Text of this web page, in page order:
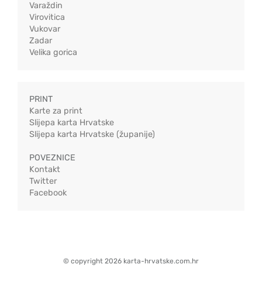
Varaždin
Virovitica
Vukovar
Zadar
Velika gorica
PRINT
Karte za print
Slijepa karta Hrvatske
Slijepa karta Hrvatske (županije)
POVEZNICE
Kontakt
Twitter
Facebook
© copyright 2026 karta-hrvatske.com.hr